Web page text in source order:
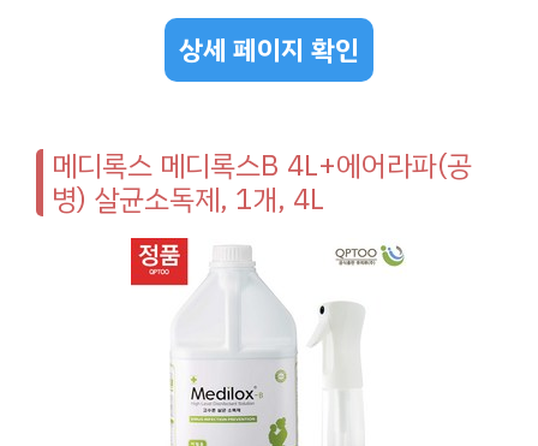
상세 페이지 확인
메디록스 메디록스B 4L+에어라파(공
병) 살균소독제, 1개, 4L